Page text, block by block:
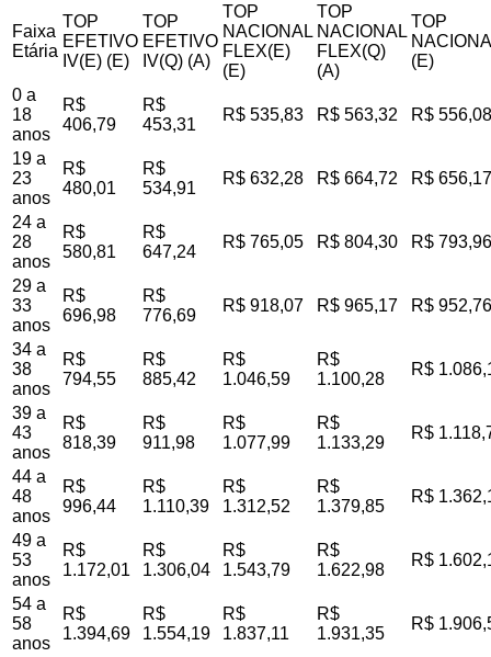
Faixa
Etária
TOP
EFETIVO
IV(E) (E)
TOP
EFETIVO
IV(Q) (A)
TOP
NACIONAL
FLEX(E)
(E)
TOP
NACIONAL
FLEX(Q)
(A)
TOP
(E)
0 a
18
anos
R$
406,79
R$
453,31
R$ 535,83 R$ 563,32 R$ 556,08
19 a
23
anos
R$
480,01
R$
534,91
R$ 632,28 R$ 664,72 R$ 656,17
24 a
28
anos
R$
580,81
R$
647,24
R$ 765,05 R$ 804,30 R$ 793,96
29 a
33
anos
R$
696,98
R$
776,69
R$ 918,07 R$ 965,17 R$ 952,76
34 a
38
anos
R$
794,55
R$
885,42
R$
1.046,59
R$
1.100,28
R$
39 a
43
anos
R$
818,39
R$
911,98
R$
1.077,99
R$
1.133,29
R$
44 a
48
anos
R$
996,44
R$
1.110,39
R$
1.312,52
R$
1.379,85
R$
49 a
53
anos
R$
1.172,01
R$
1.306,04
R$
1.543,79
R$
1.622,98
R$
54 a
58
anos
R$
1.394,69
R$
1.554,19
R$
1.837,11
R$
1.931,35
R$